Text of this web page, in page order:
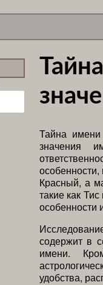
Тайна имени
значения
Красный, а
такие как
особенности
содержит в
имени.
удобства,